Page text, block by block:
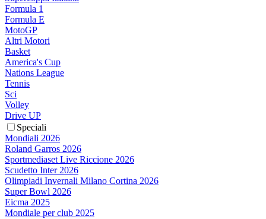
Formula 1
Formula E
MotoGP
Altri Motori
Basket
America's Cup
Nations League
Tennis
Sci
Volley
Drive UP
Speciali
Mondiali 2026
Roland Garros 2026
Sportmediaset Live Riccione 2026
Scudetto Inter 2026
Olimpiadi Invernali Milano Cortina 2026
Super Bowl 2026
Eicma 2025
Mondiale per club 2025